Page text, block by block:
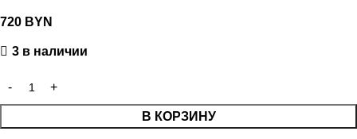
720 BYN
3 в наличии
В КОРЗИНУ